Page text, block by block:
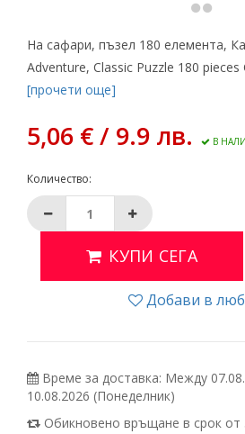
На сафари, пъзел 180 елемента,
Adventure, Classic Puzzle 180
[прочети още]
5,06 € / 9.9 лв. В
Количество:
КУПИ СЕГА
Добави в
Време за доставка: Между
10.08.2026 (Понеделник)
Обикновено връщане в срок от